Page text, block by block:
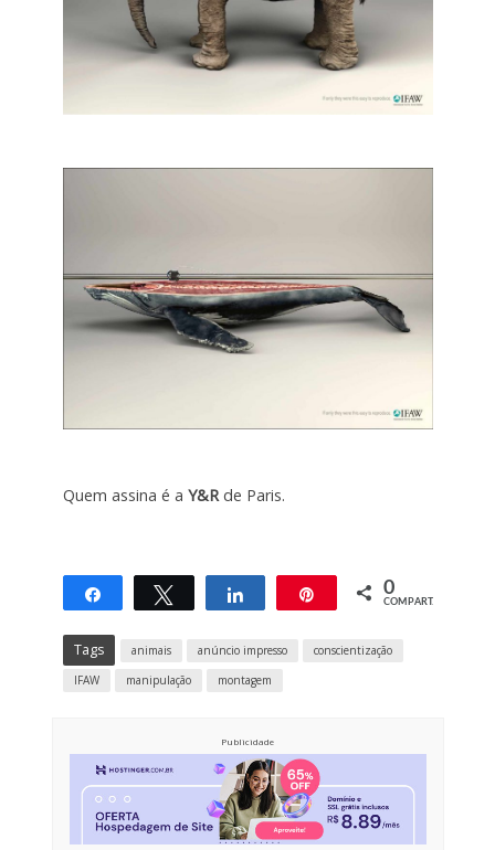
Quem assina é a Y&Rde Paris.
CompartilharTwittar Compartilhar 0
COMPART.
Tags animais anúncio impresso
conscientização
IFAW
manipulação montagem
Publicidade